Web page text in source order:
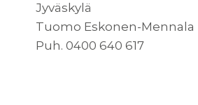
Jyväskylä
Tuomo Eskonen-Mennala
Puh. 0400 640 617